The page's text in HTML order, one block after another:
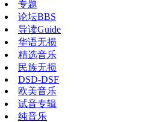
专题
论坛BBS
导读Guide
华语无损
精选音乐
民族无损
DSD-DSF
欧美音乐
试音专辑
纯音乐